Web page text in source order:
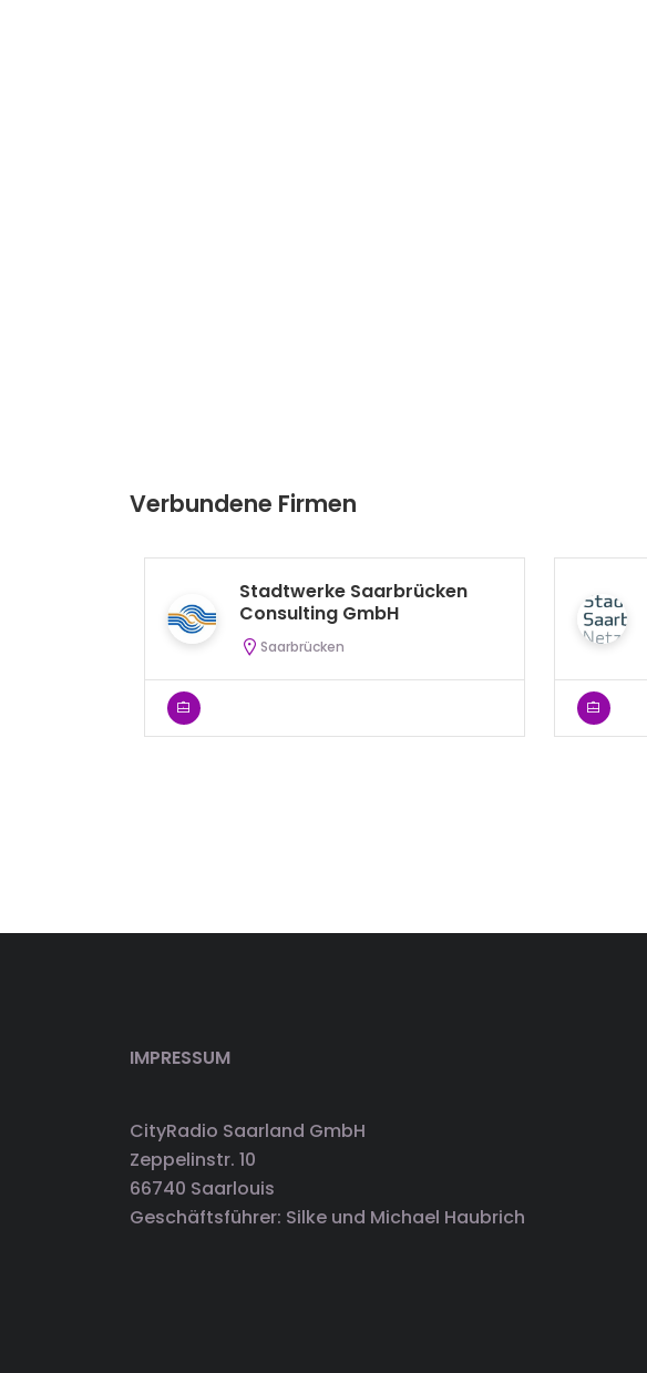
Verbundene Firmen
Stadtwerke Saarbrücken
Consulting GmbH
Saarbrücken
IMPRESSUM
CityRadio Saarland GmbH
Zeppelinstr. 10
66740 Saarlouis
Geschäftsführer: Silke und Michael Haubrich